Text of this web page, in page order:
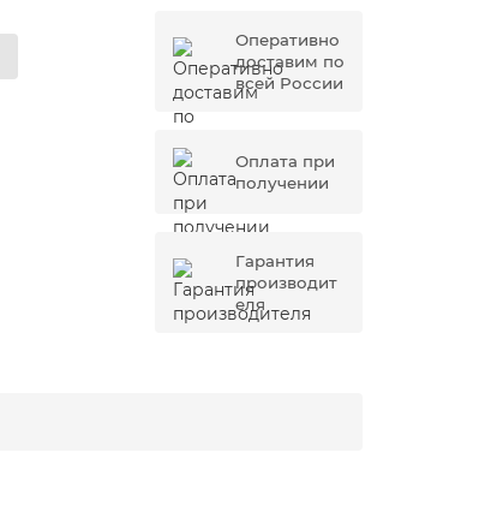
Оперативно
доставим по
всей России
Оплата при
получении
Гарантия
производит
еля